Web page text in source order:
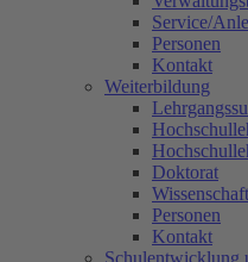
Service/
Personen
Kontakt
Weiterbildung
Doktorat
Personen
Kontakt